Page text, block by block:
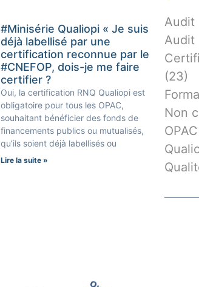
#Minisérie Qualiopi « Je suis
déjà labellisé par une
certification reconnue par le
#CNEFOP, dois-je me faire
certifier ?
Oui, la certification RNQ Qualiopi est
obligatoire pour tous les OPAC,
souhaitant bénéficier des fonds de
financements publics ou mutualisés,
qu’ils soient déjà labellisés ou
Lire la suite »
Audit
Audit
(23)
Non
OPAC